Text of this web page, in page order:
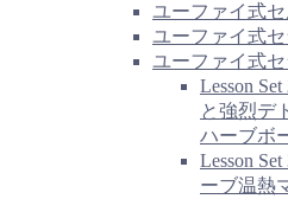
ユーファイ式
ユーファイ式
ユーファイ式
Lesson
と強烈デ
ハーブボ
Lesson
ーブ温熱